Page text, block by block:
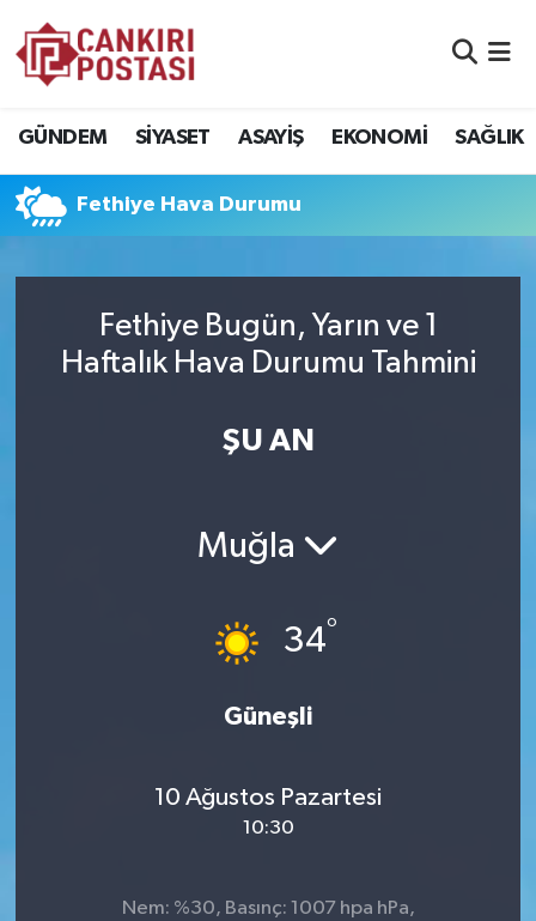
GÜNDEM SİYASET ASAYİŞ EKONOMİ SAĞLIK
Fethiye Hava Durumu
Fethiye Bugün, Yarın ve 1
Haftalık Hava Durumu Tahmini
ŞU AN
Muğla
34°
Güneşli
10 Ağustos Pazartesi
10:30
Nem: %30, Basınç: 1007 hpa hPa,
ASAYİŞ
EKONOMİ
SAĞLIK
Namaz Vakitleri
Trafik Durumu
Süper Lig Puan Durumu ve Fikstür
Son Dakika Haberleri